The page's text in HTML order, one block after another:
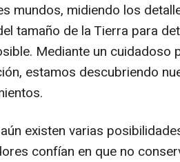
mundos, midiendo los
tamaño de la Tierra para
Mediante un cuidadoso
estamos descubriendo
existen varias
confían en que no